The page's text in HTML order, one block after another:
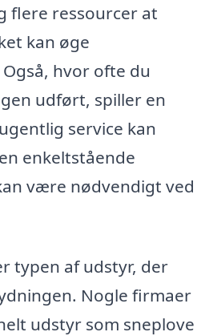
flere ressourcer at
kan øge
hvor ofte du
udført, spiller en
service kan
enkeltstående
være nødvendigt ved
typen af udstyr, der
Nogle firmaer
udstyr som sneplove